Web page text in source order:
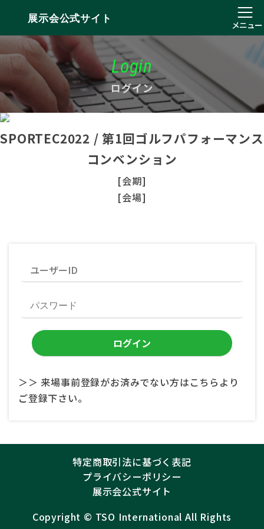
展示会公式サイト
メニュー
Login
ログイン
SPORTEC2022 / 第1回ゴルフパフォーマンス
コンベンション
[会期]
[会場]
＞＞ 来場事前登録がお済みでない方はこちらより
ご登録下さい。
特定商取引法に基づく表記
プライバシーポリシー
展示会公式サイト
Copyright ©︎ TSO International All Rights